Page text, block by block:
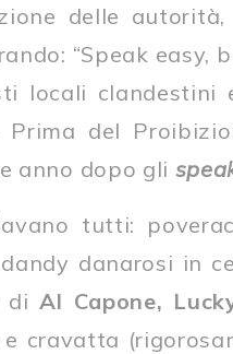
delle
“Speak easy,
locali
Prima del
anno dopo gli
tutti:
danarosi in
diAl Capone,
e cravatta